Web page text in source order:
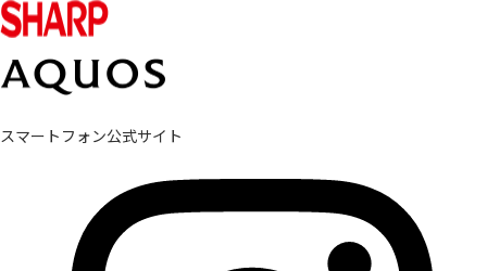
スマートフォン公式サイト